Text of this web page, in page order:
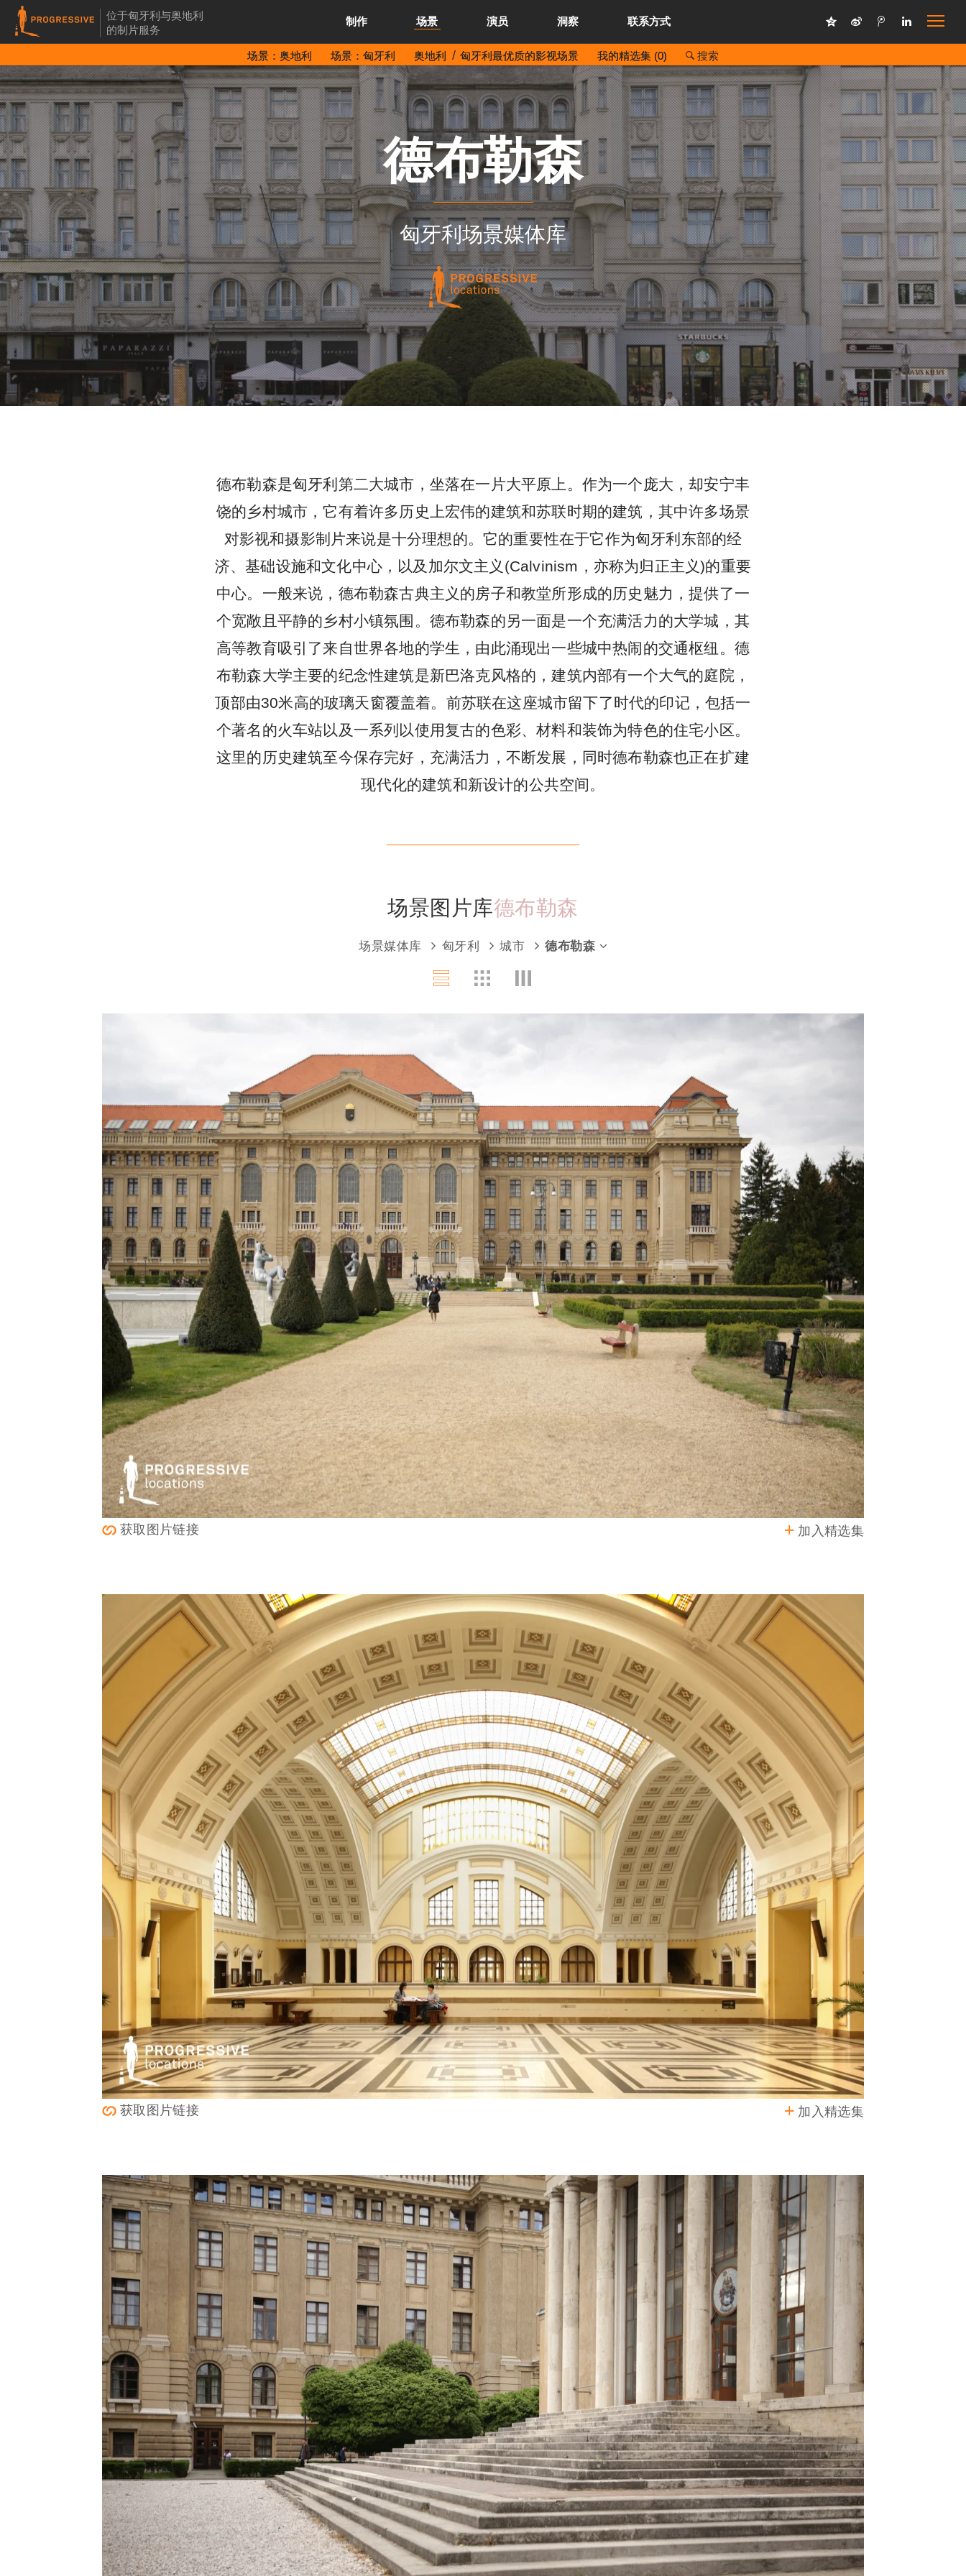
位于匈牙利与奥地利
的制片服务
制作 场景 演员 洞察 联系方式
场景：奥地利 场景：匈牙利 奥地利 匈牙利最优质的影视场景 我的精选集 (0) 搜索
德布勒森
匈牙利场景媒体库
德布勒森是匈牙利第二大城市，坐落在一片大平原上。作为一个庞大，却安宁丰
饶的乡村城市，它有着许多历史上宏伟的建筑和苏联时期的建筑，其中许多场景
对影视和摄影制片来说是十分理想的。它的重要性在于它作为匈牙利东部的经
济、基础设施和文化中心，以及加尔文主义(Calvinism，亦称为归正主义)的重要
中心。一般来说，德布勒森古典主义的房子和教堂所形成的历史魅力，提供了一
个宽敞且平静的乡村小镇氛围。德布勒森的另一面是一个充满活力的大学城，其
高等教育吸引了来自世界各地的学生，由此涌现出一些城中热闹的交通枢纽。德
布勒森大学主要的纪念性建筑是新巴洛克风格的，建筑内部有一个大气的庭院，
顶部由30米高的玻璃天窗覆盖着。前苏联在这座城市留下了时代的印记，包括一
个著名的火车站以及一系列以使用复古的色彩、材料和装饰为特色的住宅小区。
这里的历史建筑至今保存完好，充满活力，不断发展，同时德布勒森也正在扩建
现代化的建筑和新设计的公共空间。
场景图片库德布勒森
场景媒体库 匈牙利 城市 德布勒森
加入精选集
获取图片链接
加入精选集
获取图片链接